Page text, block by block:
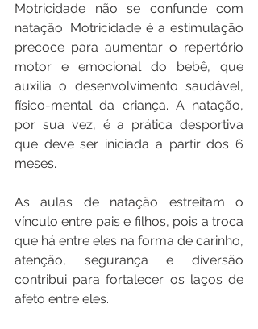
Motricidade não se confunde com
natação. Motricidade é a estimulação
precoce para aumentar o repertório
motor e emocional do bebê, que
auxilia o desenvolvimento saudável,
físico-mental da criança. A natação,
por sua vez, é a prática desportiva
que deve ser iniciada a partir dos 6
meses.
As aulas de natação estreitam o
vínculo entre pais e filhos, pois a troca
que há entre eles na forma de carinho,
atenção, segurança e diversão
contribui para fortalecer os laços de
afeto entre eles.